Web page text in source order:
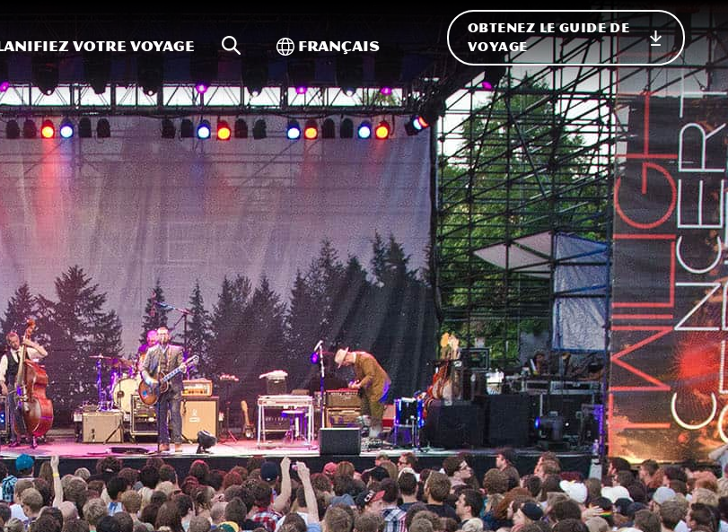
votre voyage Recherche sur le site
Basculer vers l'international
Français
OBTENEZ LE GUIDE DE
VOYAGE